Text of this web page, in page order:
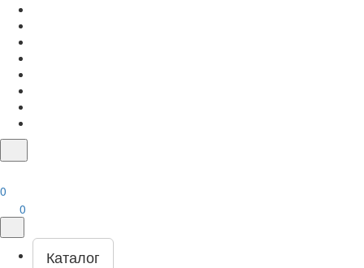
0
0
Каталог